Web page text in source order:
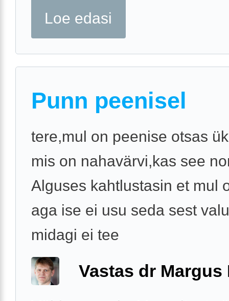
Loe edasi
Punn peenisel
tere,mul on peenise otsas
mis on nahavärvi,kas see
Alguses kahtlustasin et mul
aga ise ei usu seda sest
midagi ei tee
Vastas dr Margus